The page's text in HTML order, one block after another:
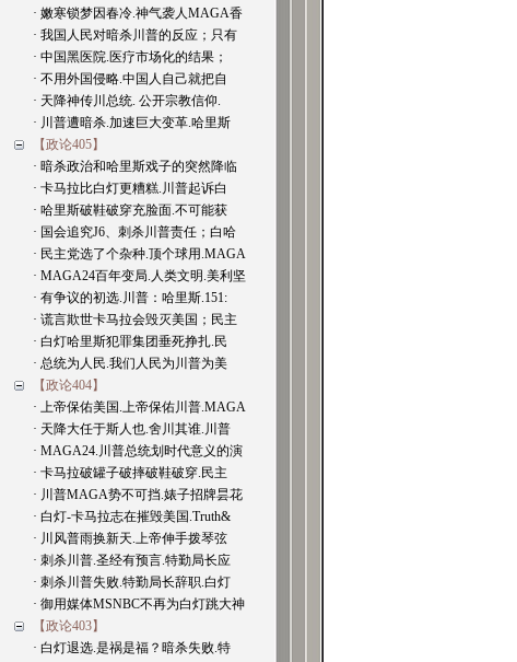
· 嫩寒锁梦因春冷.神气袭人MAGA香
· 我国人民对暗杀川普的反应；只有
· 中国黑医院.医疗市场化的结果；
· 不用外国侵略.中国人自己就把自
· 天降神传川总统. 公开宗教信仰.
· 川普遭暗杀.加速巨大变革.哈里斯
【政论405】
· 暗杀政治和哈里斯戏子的突然降临
· 卡马拉比白灯更糟糕.川普起诉白
· 哈里斯破鞋破穿充脸面.不可能获
· 国会追究J6、刺杀川普责任；白哈
· 民主党选了个杂种.顶个球用.MAGA
· MAGA24百年变局.人类文明.美利坚
· 有争议的初选.川普：哈里斯.151:
· 谎言欺世卡马拉会毁灭美国；民主
· 白灯哈里斯犯罪集团垂死挣扎.民
· 总统为人民.我们人民为川普为美
【政论404】
· 上帝保佑美国.上帝保佑川普.MAGA
· 天降大任于斯人也.舍川其谁.川普
· MAGA24.川普总统划时代意义的演
· 卡马拉破罐子破摔破鞋破穿.民主
· 川普MAGA势不可挡.婊子招牌昙花
· 白灯-卡马拉志在摧毁美国.Truth&
· 川风普雨换新天.上帝伸手拨琴弦
· 刺杀川普.圣经有预言.特勤局长应
· 刺杀川普失败.特勤局长辞职.白灯
· 御用媒体MSNBC不再为白灯跳大神
【政论403】
· 白灯退选.是祸是福？暗杀失败.特